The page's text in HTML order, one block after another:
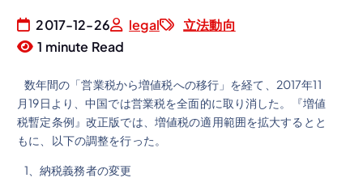
2017-12-26 legal
立法動向
1 minute Read
数年間の「営業税から増値税への移行」を経て、2017年11
月19日より、中国では営業税を全面的に取り消した。『増値
税暫定条例』改正版では、増値税の適用範囲を拡大するとと
もに、以下の調整を行った。
1、納税義務者の変更